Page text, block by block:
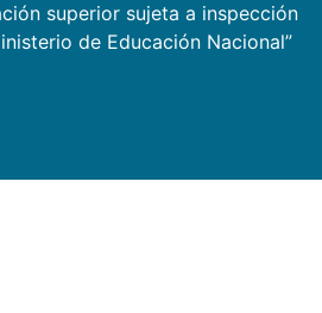
superior sujeta a inspección
de Educación Nacional”